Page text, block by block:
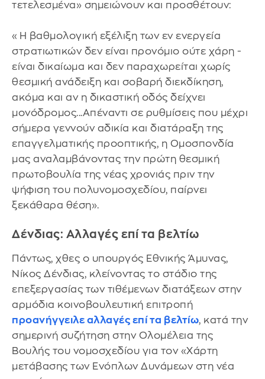
τετελεσμένα» σημειώνουν και προσθέτουν:
«Η βαθμολογική εξέλιξη των εν ενεργεία
στρατιωτικών δεν είναι προνόμιο ούτε χάρη -
είναι δικαίωμα και δεν παραχωρείται χωρίς
θεσμική ανάδειξη και σοβαρή διεκδίκηση,
ακόμα και αν η δικαστική οδός δείχνει
μονόδρομος...Απέναντι σε ρυθμίσεις που μέχρι
σήμερα γεννούν αδικία και διατάραξη της
επαγγελματικής προοπτικής, η Ομοσπονδία
μας αναλαμβάνοντας την πρώτη θεσμική
πρωτοβουλία της νέας χρονιάς πριν την
ψήφιση του πολυνομοσχεδίου, παίρνει
ξεκάθαρα θέση».
Δένδιας: Αλλαγές επί τα βελτίω
Πάντως, χθες ο υπουργός Εθνικής Άμυνας,
Νίκος Δένδιας, κλείνοντας το στάδιο της
επεξεργασίας των τιθέμενων διατάξεων στην
αρμόδια κοινοβουλευτική επιτροπή
προανήγγειλε αλλαγές επί τα βελτίω, κατά την
σημερινή συζήτηση στην Ολομέλεια της
Βουλής του νομοσχεδίου για τον «Χάρτη
μετάβασης των Ενόπλων Δυνάμεων στη νέα